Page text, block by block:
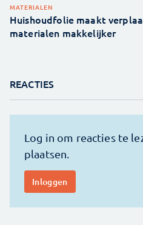
MATERIALEN
Huishoudfolie maakt
materialen makkelijker
REACTIES